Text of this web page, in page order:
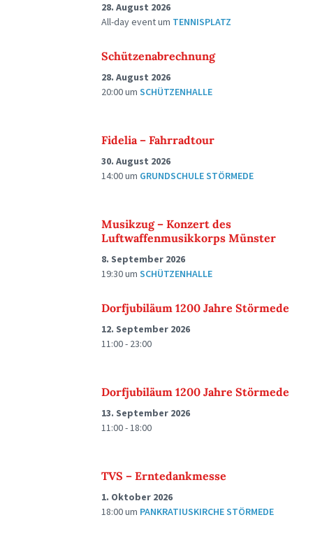
28. August 2026
All-day eventum TENNISPLATZ
Schützenabrechnung
28. August 2026
20:00um SCHÜTZENHALLE
Fidelia – Fahrradtour
30. August 2026
14:00um GRUNDSCHULE STÖRMEDE
Musikzug – Konzert des
Luftwaffenmusikkorps Münster
8. September 2026
19:30um SCHÜTZENHALLE
Dorfjubiläum 1200 Jahre Störmede
12. September 2026
11:00 - 23:00
Dorfjubiläum 1200 Jahre Störmede
13. September 2026
11:00 - 18:00
TVS – Erntedankmesse
1. Oktober 2026
18:00um PANKRATIUSKIRCHE STÖRMEDE